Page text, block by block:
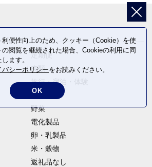
定期便
肉類
旅行・宿泊・体験
麺類
野菜
電化製品
卵・乳製品
米・穀物
返礼品なし
便性向上のため、クッキー（Cookie）を使
閲覧を継続された場合、Cookieの利用に同
ます。
バシーポリシーをお読みください。
OK